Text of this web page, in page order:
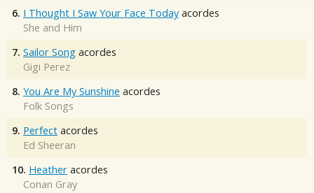
6. I Thought I Saw Your Face Today acordes
She and Him
7. Sailor Song acordes
Gigi Perez
8. You Are My Sunshine acordes
Folk Songs
9. Perfect acordes
Ed Sheeran
10. Heather acordes
Conan Gray